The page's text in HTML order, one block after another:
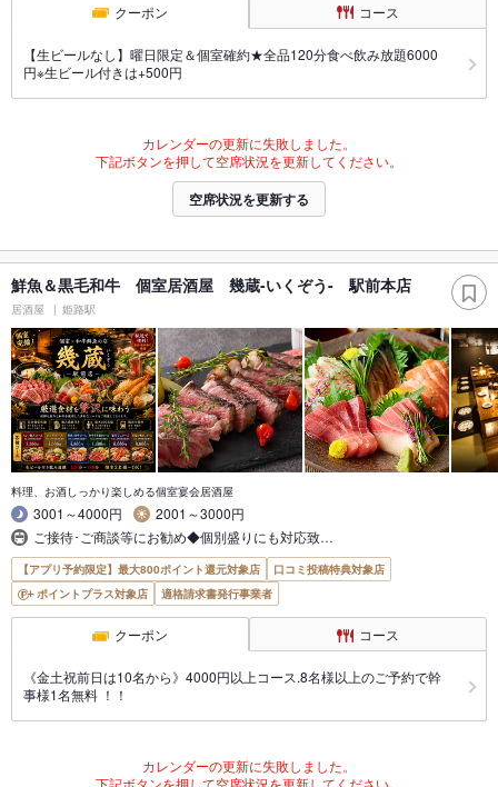
クーポン コース
【生ビールなし】曜日限定＆個室確約★全品120分食べ飲み放題6000
円※生ビール付きは+500円
カレンダーの更新に失敗しました。
下記ボタンを押して空席状況を更新してください。
空席状況を更新する
鮮魚＆黒毛和牛 個室居酒屋 幾蔵-いくぞう- 駅前本店
居酒屋 姫路駅
料理、お酒しっかり楽しめる個室宴会居酒屋
3001～4000円
2001～3000円
ご接待･ご商談等にお勧め◆個別盛りにも対応致…
【アプリ予約限定】最大800ポイント還元対象店
口コミ投稿特典対象店
ポイントプラス対象店
適格請求書発行事業者
クーポン コース
《金土祝前日は10名から》4000円以上コース.8名様以上のご予約で幹
事様1名無料 ！！
カレンダーの更新に失敗しました。